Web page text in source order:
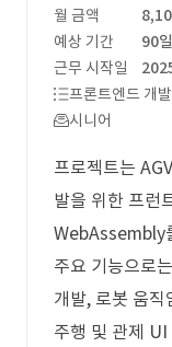
월 금액
예상 기간
90일
근무 시작일
프론트엔드 개
시니어
프로젝트는
발을 위한 프
WebAssembly
주요 기능으로
개발, 로봇 움
주행 및 관제